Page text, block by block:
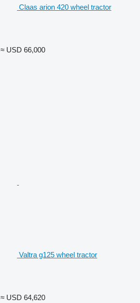
Claas arion 420 wheel tractor
≈ USD 66,000
Valtra g125 wheel tractor
≈ USD 64,620